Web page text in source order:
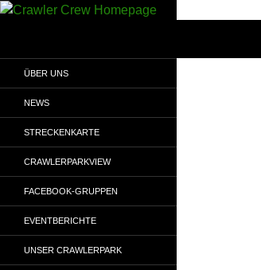
Zum
ÜBER UNS
NEWS
STRECKENKARTE
CRAWLERPARKVIEW
FACEBOOK-GRUPPEN
EVENTBERICHTE
UNSER CRAWLERPARK